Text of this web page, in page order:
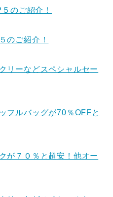
のご紹介！
のご紹介！
リーなどスペシャルセー
フルバッグが70％OFFと
が７０％と超安！他オー